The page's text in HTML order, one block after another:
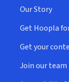
Our Story
Get Hoopla
(opens in
Get your
(opens in
Join our team
(opens in new